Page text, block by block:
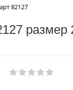
82127
размер